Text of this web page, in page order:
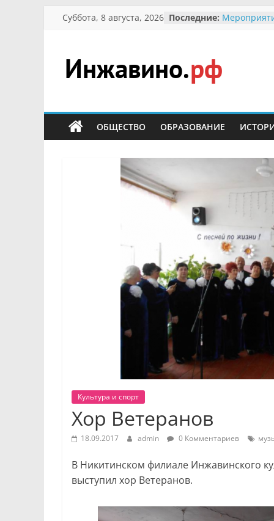
Перейти
Суббота, 8 августа, 2026 Последние:
Ученики
В вольере
Инжавино.рф
сельский
портал
ОБЩЕСТВО ОБРАЗОВАНИЕ
Культура и спорт
Хор Ветеранов
18.09.2017 admin 0 Комментариев
В Никитинском филиале Инжавинского
выступил хор Ветеранов.